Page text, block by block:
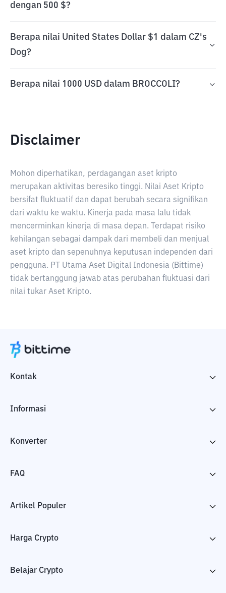
dengan 500 $?
Berapa nilai United States Dollar $1 dalam CZ's
Dog?
Berapa nilai 1000 USD dalam BROCCOLI?
Disclaimer
Mohon diperhatikan, perdagangan aset kripto
merupakan aktivitas beresiko tinggi. Nilai Aset Kripto
bersifat fluktuatif dan dapat berubah secara signifikan
dari waktu ke waktu. Kinerja pada masa lalu tidak
mencerminkan kinerja di masa depan. Terdapat risiko
kehilangan sebagai dampak dari membeli dan menjual
aset kripto dan sepenuhnya keputusan independen dari
pengguna. PT Utama Aset Digital Indonesia (Bittime)
tidak bertanggung jawab atas perubahan fluktuasi dari
nilai tukar Aset Kripto.
Kontak
Informasi
Konverter
FAQ
Artikel Populer
Harga Crypto
Belajar Crypto